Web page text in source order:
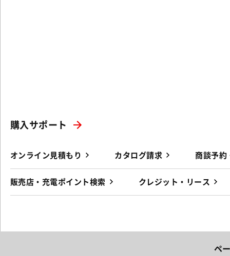
購入サポート
オンライン見積もり カタログ請求 商談予約
販売店・充電ポイント検索 クレジット・リース
ペ